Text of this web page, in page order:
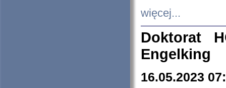
więcej...
Doktorat
Engelking
16.05.2023